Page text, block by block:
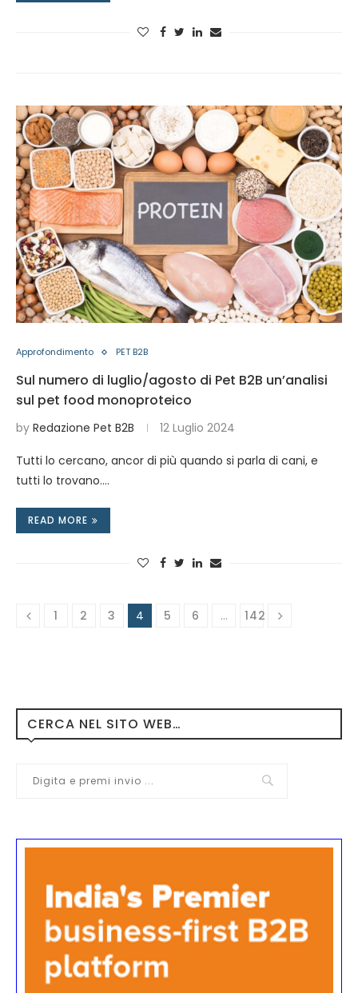
Approfondimento PET B2B
Sul numero di luglio/agosto di Pet B2B un’analisi
sul pet food monoproteico
by Redazione Pet B2B 12 Luglio 2024
Tutti lo cercano, ancor di più quando si parla di cani, e
tutti lo trovano.…
READ MORE
1 2 3 4 5 6 … 142
CERCA NEL SITO WEB…